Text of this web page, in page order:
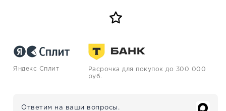
Яндекс Сплит
Расрочка для покупок до 300 000
руб.
Ответим на ваши вопросы.